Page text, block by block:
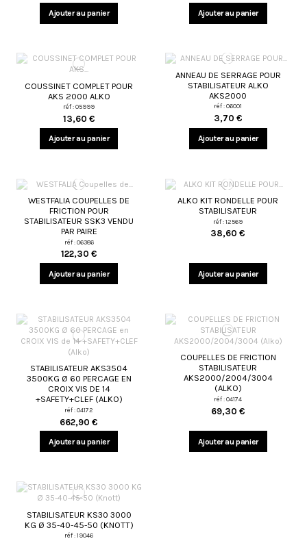
Ajouter au panier Ajouter au panier
COUSSINET COMPLET POUR
AKS 2000 ALKO
réf : 05999
13,60 €
Ajouter au panier
ANNEAU DE SERRAGE POUR
STABILISATEUR ALKO
AKS2000
réf : 06001
3,70 €
Ajouter au panier
WESTFALIA COUPELLES DE
FRICTION POUR
STABILISATEUR SSK3 VENDU
PAR PAIRE
réf : 06386
122,30 €
Ajouter au panier
ALKO KIT RONDELLE POUR
STABILISATEUR
réf : 12569
38,60 €
Ajouter au panier
STABILISATEUR AKS3504
3500KG Ø 60 PERCAGE EN
CROIX VIS DE 14
+SAFETY+CLEF (ALKO)
réf : 04172
662,90 €
Ajouter au panier
COUPELLES DE FRICTION
STABILISATEUR
AKS2000/2004/3004
(ALKO)
réf : 04174
69,30 €
Ajouter au panier
STABILISATEUR KS30 3000
KG Ø 35-40-45-50 (KNOTT)
réf : 19046